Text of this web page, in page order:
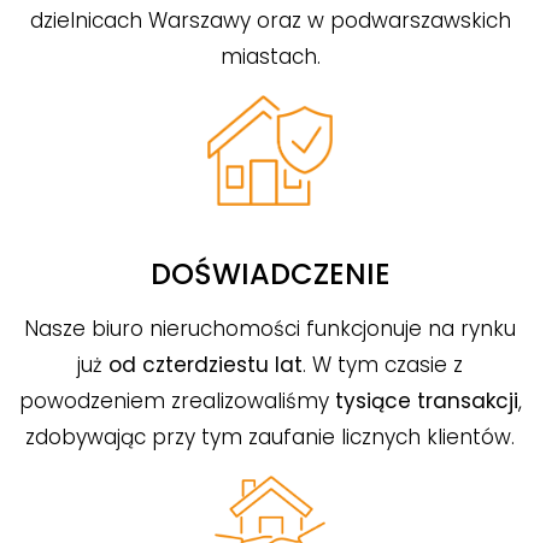
dzielnicach Warszawy oraz w podwarszawskich
miastach.
DOŚWIADCZENIE
Nasze biuro nieruchomości funkcjonuje na rynku
już od czterdziestu lat. W tym czasie z
powodzeniem zrealizowaliśmy tysiące transakcji,
zdobywając przy tym zaufanie licznych klientów.